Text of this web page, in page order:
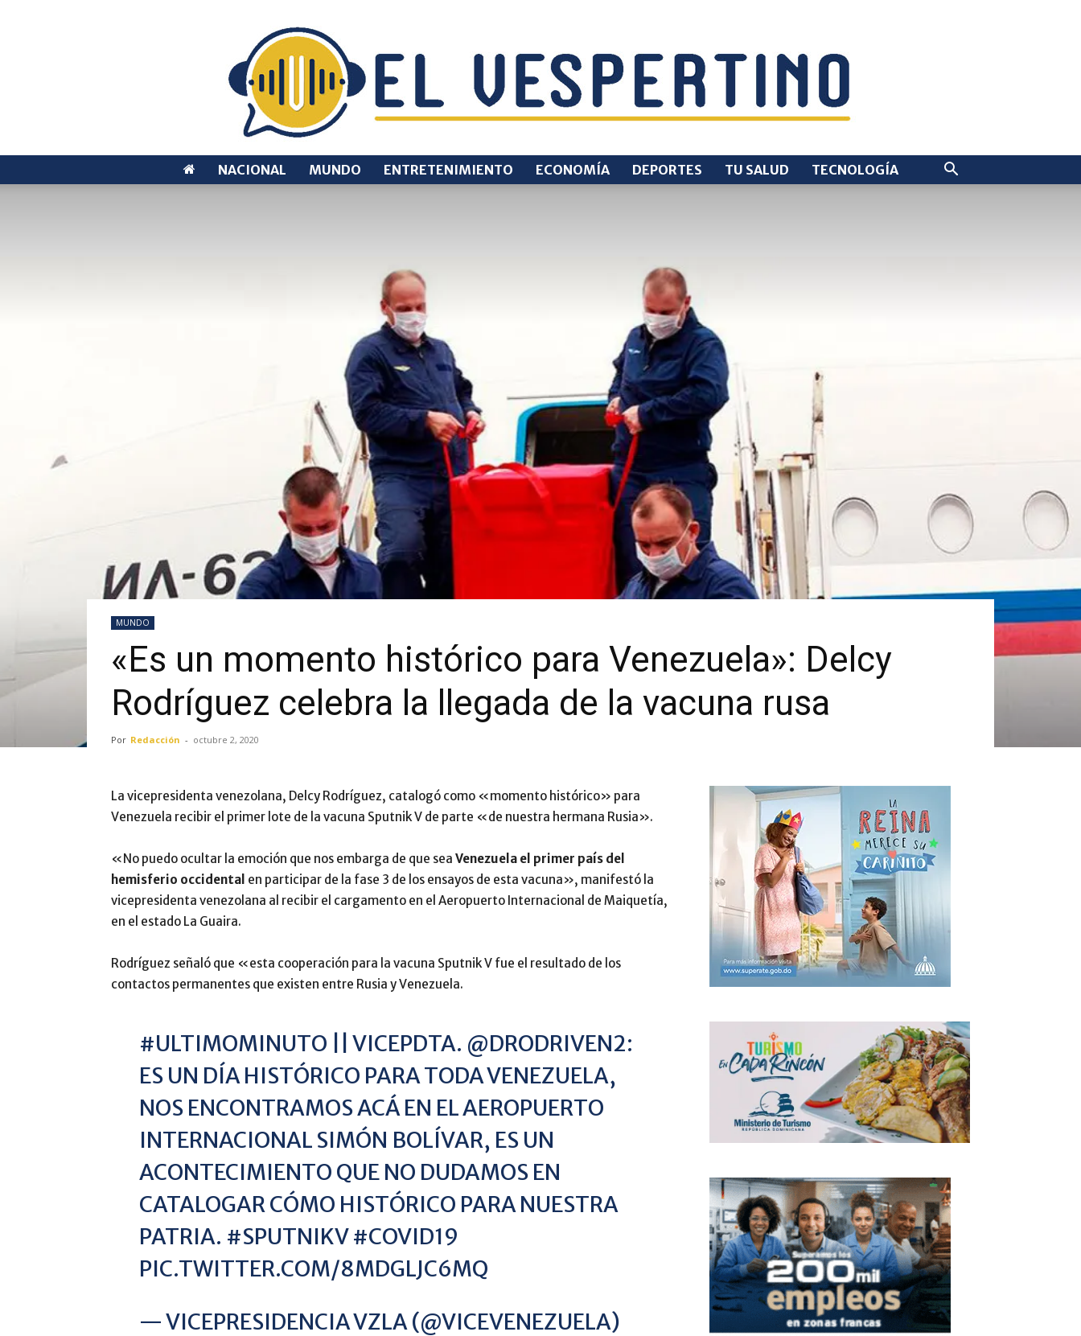
NACIONAL MUNDO ENTRETENIMIENTO ECONOMÍA DEPORTES TU SALUD TECNOLOGÍA
MUNDO
«Es un momento histórico para Venezuela»: Delcy
Rodríguez celebra la llegada de la vacuna rusa
Por Redacción - octubre 2, 2020
La vicepresidenta venezolana, Delcy Rodríguez, catalogó como «momento histórico» para
Venezuela recibir el primer lote de la vacuna Sputnik V de parte «de nuestra hermana Rusia».
«No puedo ocultar la emoción que nos embarga de que sea Venezuela el primer país del
hemisferio occidental en participar de la fase 3 de los ensayos de esta vacuna», manifestó la
vicepresidenta venezolana al recibir el cargamento en el Aeropuerto Internacional de Maiquetía,
en el estado La Guaira.
Rodríguez señaló que «esta cooperación para la vacuna Sputnik V fue el resultado de los
contactos permanentes que existen entre Rusia y Venezuela.
#ULTIMOMINUTO || VICEPDTA. @DRODRIVEN2:
ES UN DÍA HISTÓRICO PARA TODA VENEZUELA,
NOS ENCONTRAMOS ACÁ EN EL AEROPUERTO
INTERNACIONAL SIMÓN BOLÍVAR, ES UN
ACONTECIMIENTO QUE NO DUDAMOS EN
CATALOGAR CÓMO HISTÓRICO PARA NUESTRA
PATRIA. #SPUTNIKV #COVID19
PIC.TWITTER.COM/8MDGLJC6MQ
— VICEPRESIDENCIA VZLA (@VICEVENEZUELA)